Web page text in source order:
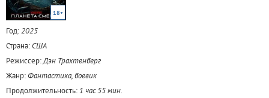
18+
Год:2025
Страна: США
Режиссер:Дэн Трахтенберг
Жанр:Фантастика, боевик
Продолжительность: 1 час 55 мин.